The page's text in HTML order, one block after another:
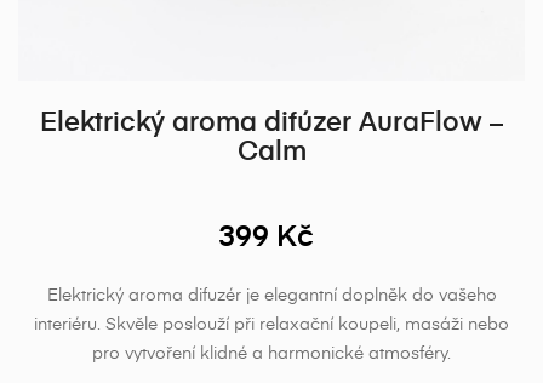
Elektrický aroma difúzer AuraFlow –
Calm
399 Kč
Elektrický aroma difuzér je elegantní doplněk do vašeho
interiéru. Skvěle poslouží při relaxační koupeli, masáži nebo
pro vytvoření klidné a harmonické atmosféry.